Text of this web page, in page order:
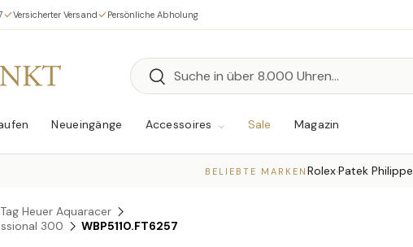
Versicherter Versand Persönliche Abholung
Suchen
Suchen
Neueingänge Accessoires Sale Magazin
BELIEBTE MARKEN Rolex·Patek Philippe
Tag Heuer Aquaracer
300
WBP5110.FT6257